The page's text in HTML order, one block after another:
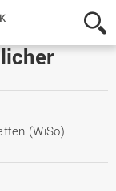
Hochschule
Osnabrück
-
University
Applied
(WiSo)